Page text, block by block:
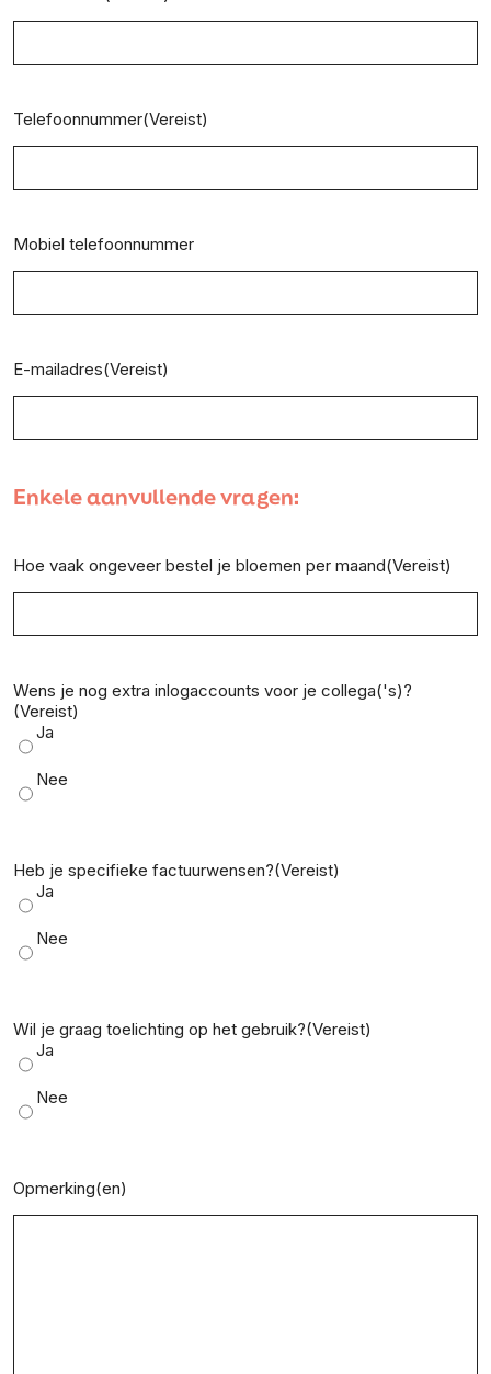
Telefoonnummer(Vereist)
Mobiel telefoonnummer
E-mailadres(Vereist)
Enkele aanvullende vragen:
Hoe vaak ongeveer bestel je bloemen per maand(Vereist)
Wens je nog extra inlogaccounts voor je collega('s)?
(Vereist)
Ja
Nee
Heb je specifieke factuurwensen?(Vereist)
Ja
Nee
Wil je graag toelichting op het gebruik?(Vereist)
Ja
Nee
Opmerking(en)